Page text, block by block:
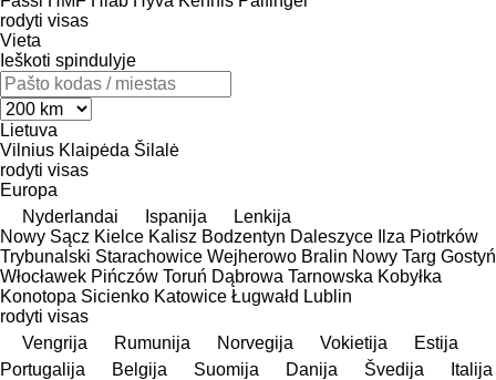
rodyti visas
Vieta
Ieškoti spindulyje
Lietuva
Vilnius Klaipėda Šilalė
rodyti visas
Europa
Nyderlandai
Ispanija
Lenkija
Nowy Sącz Kielce Kalisz Bodzentyn Daleszyce Ilza Piotrków
Trybunalski Starachowice Wejherowo Bralin Nowy Targ Gostyń
Włocławek Pińczów Toruń Dąbrowa Tarnowska Kobyłka
Konotopa Sicienko Katowice Ługwałd Lublin
rodyti visas
Vengrija
Rumunija Norvegija Vokietija
Estija
Portugalija
Belgija Suomija Danija Švedija
Italija